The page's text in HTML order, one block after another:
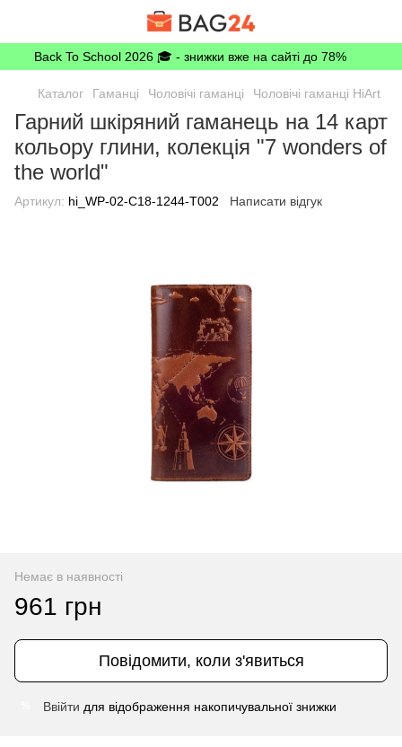
Back To School 2026 🎓 - знижки вже на сайті до 78%
Каталог Гаманці Чоловічі гаманці Чоловічі гаманці HiArt
Гарний шкіряний гаманець на 14 карт
кольору глини, колекція "7 wonders of
the world"
Артикул: hi_WP-02-C18-1244-T002 Написати відгук
Немає в наявності
961 грн
Повідомити, коли з'явиться
Ввійти для відображення накопичувальної знижки